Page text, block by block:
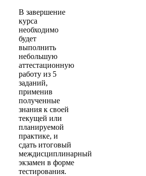
В завершение
курса
необходимо
будет
выполнить
небольшую
аттестационную
работу из 5
заданий,
применив
полученные
знания к своей
текущей или
планируемой
практике, и
сдать итоговый
междисциплинарный
экзамен в форме
тестирования.